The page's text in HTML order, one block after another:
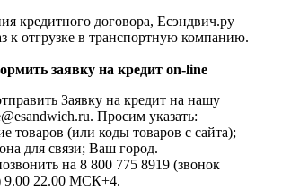
кредитного договора, Есэндвич.ру
к отгрузке в транспортную компанию.
заявку на кредит on-line
Заявку на кредит на нашу
Просим указать:
товаров (или коды товаров с сайта);
для связи; Ваш город.
на 8 800 775 8919 (звонок
9.00 22.00 МСК+4.